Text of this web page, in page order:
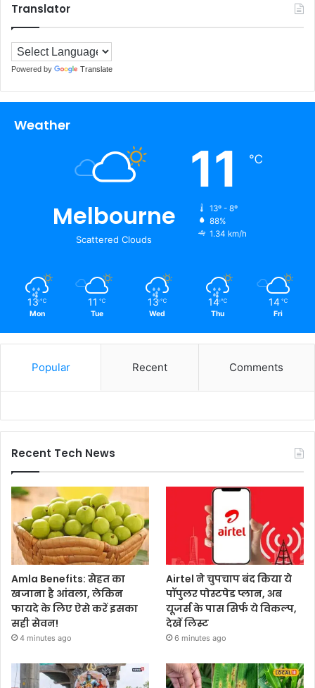
Translator
Powered by Translate
Weather
Melbourne
Scattered Clouds
11 ℃
13º - 8º
88%
1.34 km/h
13 ℃
Mon
11 ℃
Tue
13 ℃
Wed
14 ℃
Thu
14 ℃
Fri
Popular Recent Comments
Recent Tech News
Amla Benefits: सेहत का
खजाना है आंवला, लेकिन
फायदे के लिए ऐसे करें इसका
सही सेवन!
4 minutes ago
Airtel ने चुपचाप बंद किया ये
पॉपुलर पोस्टपेड प्लान, अब
यूजर्स के पास सिर्फ ये विकल्प,
देखें लिस्ट
6 minutes ago